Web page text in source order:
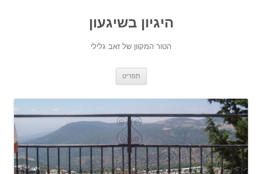
היגיון בשיגעון
הטור המקוון של זאב גלילי
תפריט